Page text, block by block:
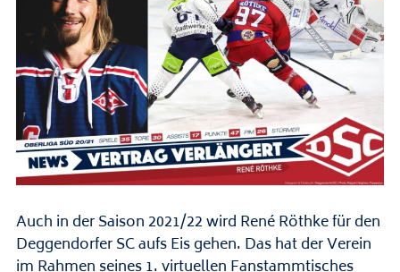
Auch in der Saison 2021/22 wird René Röthke für den
Deggendorfer SC aufs Eis gehen. Das hat der Verein